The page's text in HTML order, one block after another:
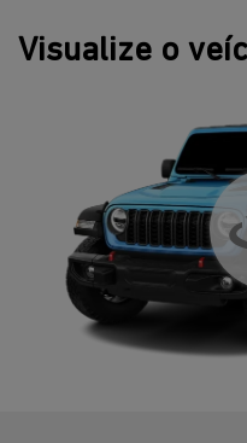
Visualize o